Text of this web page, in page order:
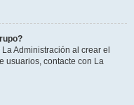
Administración al crear el
usuarios, contacte con La